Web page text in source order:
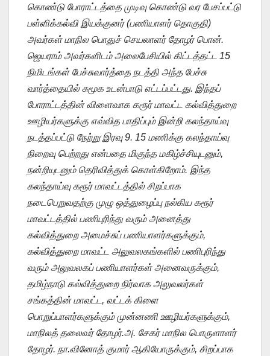
கொண்டு போராட்டத்தை முடிவு கொண்டு வர பேசப்பட்டு
பள்ளிக்கல்வி இயக்குனர் (பணியாளர் தொகுதி)
அவர்கள் மாநில பொதுச் செயலாளர் தோழர் பொன்.
ஜெயராம் அவர்களிடம் அலைபேசியில் கிட்டத்தட்ட 15
நிமிடங்கள் பேச்சுவார்த்தை நடத்தி அந்த பேச்சு
வார்த்தையில் சுமூக உடன்பாடு எட்டப்பட்டது. இந்தப்
போராட்டத்தின் விளைவாக கரூர் மாவட்ட கல்வித்துறை
ஊழியர்களுக்கு எவ்வித பாதிப்பும் இன்றி கலந்தாய்வு
நடத்தப்பட்டு நேற்று இரவு 9. 15 மணிக்கு கலந்தாய்வு
நிறைவு பெற்றது என்பதை மிகுந்த மகிழ்ச்சியுடனும்,
நன்றியுடனும் தெரிவித்துக் கொள்கிறோம். இந்த
கலந்தாய்வு கரூர் மாவட்டத்தில் சிறப்பாக
நடைபெறுவதற்கு முழு ஒத்துழைப்பு நல்கிய கரூர்
மாவட்டத்தில் பணிபுரிந்து வரும் அனைத்து
கல்வித்துறை அமைச்சுப் பணியாளர்களுக்கும்,
கல்வித்துறை மாவட்ட அலுவலகங்களில் பணிபுரிந்து
வரும் அலுவலகப் பணியாளர்கள் அனைவருக்கும்,
தமிழ்நாடு கல்வித்துறை நிர்வாக அலுவலர்கள்
சங்கத்தின் மாவட்ட, வட்டக் கிளை
பொறுப்பாளர்களுக்கும் முன்னணி ஊழியர்களுக்கும்,
மாநிலத் தலைவர் தோழர்.அ. சேகர் மாநில பொருளாளர்
தோழர். நா.வினோத் குமார் ஆகியோருக்கும், சிறப்பாக